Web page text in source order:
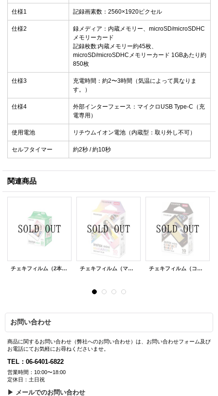
仕様1 記録画素数：2560×1920ピクセル
仕様2
録メディア：内蔵メモリー、microSD/microSDHC
メモリーカード
記録枚数:内蔵メモリー約45枚、
microSD/microSDHCメモリーカード 1GBあたり約
850枚
仕様3
充電時間：約2〜3時間（気温によって異なりま
す。）
仕様4
外部インターフェース：マイクロUSB Type-C（充
電専用）
使用電池 リチウムイオン電池（内蔵型：取り外し不可）
セルフタイマー 約2秒 / 約10秒
関連商品
チェキフィルム（2本パック） チェキフィルム（マカロン） チェキフィルム（コンタクトシート）
お問い合わせ
商品に関するお問い合わせ（弊社へのお問い合わせ）は、お問い合わせフォーム及び
お電話にてお気軽にお尋ねくださいませ。
TEL：06-6401-6822
営業時間：10:00〜18:00
定休日：土日祝
▶ メールでのお問い合わせ